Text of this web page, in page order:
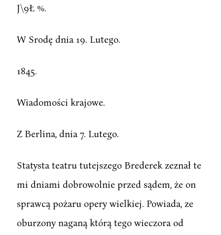
J\9Ł %.
W Srodę dnia 19. Lutego.
1845.
Wiadomości krajowe.
Z Berlina, dnia 7. Lutego.
Statysta teatru tutejszego Brederek zeznał te
mi dniami dobrowolnie przed sądem, że on
sprawcą pożaru opery wielkiej. Powiada, ze
oburzony naganą którą tego wieczora od